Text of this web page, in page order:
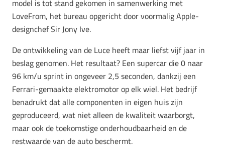
model is tot stand gekomen in samenwerking met
LoveFrom, het bureau opgericht door voormalig Apple-
designchef Sir Jony Ive.
De ontwikkeling van de Luce heeft maar liefst vijf jaar in
beslag genomen. Het resultaat? Een supercar die 0 naar
96 km/u sprint in ongeveer 2,5 seconden, dankzij een
Ferrari-gemaakte elektromotor op elk wiel. Het bedrijf
benadrukt dat alle componenten in eigen huis zijn
geproduceerd, wat niet alleen de kwaliteit waarborgt,
maar ook de toekomstige onderhoudbaarheid en de
restwaarde van de auto beschermt.